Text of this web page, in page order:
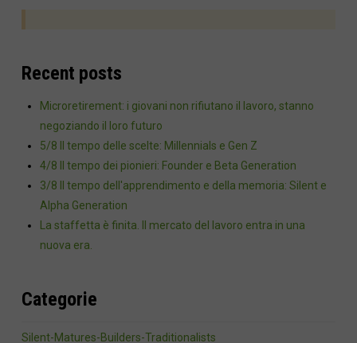
Recent posts
Microretirement: i giovani non rifiutano il lavoro, stanno
negoziando il loro futuro
5/8 Il tempo delle scelte: Millennials e Gen Z
4/8 Il tempo dei pionieri: Founder e Beta Generation
3/8 Il tempo dell'apprendimento e della memoria: Silent e
Alpha Generation
La staffetta è finita. Il mercato del lavoro entra in una
nuova era.
Categorie
Silent-Matures-Builders-Traditionalists